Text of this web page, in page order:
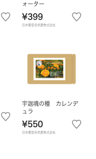
ォーター
¥399
日本豊受自然農株式会社
宇迦魂の種 カレンデ
ュラ
¥550
日本豊受自然農株式会社